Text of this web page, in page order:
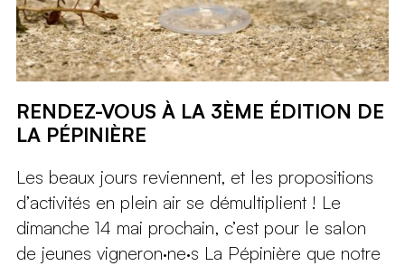
RENDEZ-VOUS À LA 3ÈME ÉDITION DE
LA PÉPINIÈRE
Les beaux jours reviennent, et les propositions
d’activités en plein air se démultiplient ! Le
dimanche 14 mai prochain, c’est pour le salon
de jeunes vigneron·ne·s La Pépinière que notre